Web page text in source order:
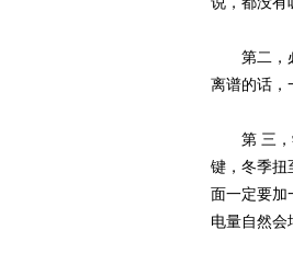
第二，必
离谱的话，
第 三，学
键，冬季扭
面一定要加
电量自然会